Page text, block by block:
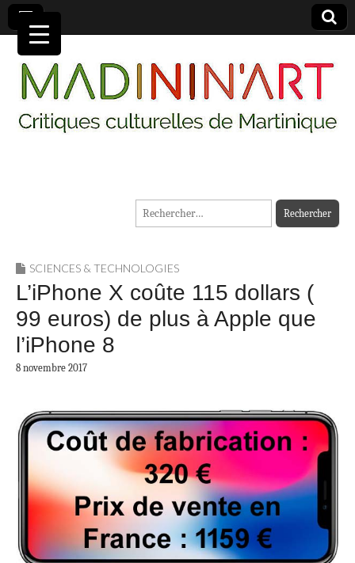
MADININ'ART
Rechercher :
SCIENCES & TECHNOLOGIES
L’iPhone X coûte 115 dollars (
99 euros) de plus à Apple que
l’iPhone 8
8 novembre 2017